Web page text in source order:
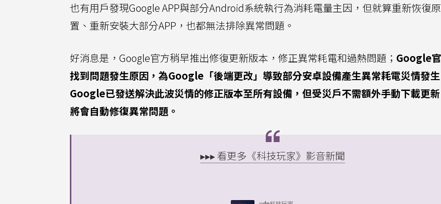
也有用戶發現Google APP與部分Android系統執行為消耗電量主因，但就算重新恢復
置、重新安裝大部分APP，也都無法排除異常問題。
好消息是，Google官方稍早推出修復更新版本，修正異常耗電和過熱問題； Google
找到問題發生原因，為Google「後端更改」導致部分安卓設備產生異常耗電災情發
Google已發送解決此波災情的修正版本至所有設備，但受災戶不需額外手動下載更
將會自動修復異常問題。
▸▸▸ 看更多《科技玩家》影音新聞